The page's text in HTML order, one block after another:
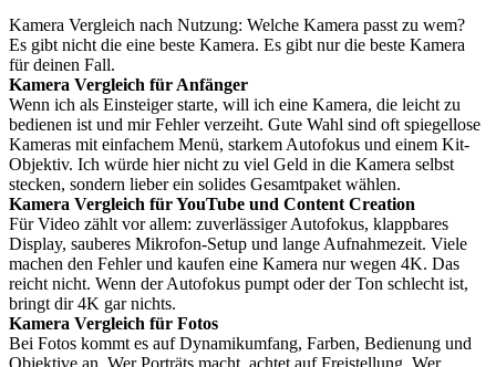
Kamera Vergleich nach Nutzung: Welche Kamera passt zu wem?
Es gibt nicht die eine beste Kamera. Es gibt nur die beste Kamera
für deinen Fall.
Kamera Vergleich für Anfänger
Wenn ich als Einsteiger starte, will ich eine Kamera, die leicht zu
bedienen ist und mir Fehler verzeiht. Gute Wahl sind oft spiegellose
Kameras mit einfachem Menü, starkem Autofokus und einem Kit-
Objektiv. Ich würde hier nicht zu viel Geld in die Kamera selbst
stecken, sondern lieber ein solides Gesamtpaket wählen.
Kamera Vergleich für YouTube und Content Creation
Für Video zählt vor allem: zuverlässiger Autofokus, klappbares
Display, sauberes Mikrofon-Setup und lange Aufnahmezeit. Viele
machen den Fehler und kaufen eine Kamera nur wegen 4K. Das
reicht nicht. Wenn der Autofokus pumpt oder der Ton schlecht ist,
bringt dir 4K gar nichts.
Kamera Vergleich für Fotos
Bei Fotos kommt es auf Dynamikumfang, Farben, Bedienung und
Objektive an. Wer Porträts macht, achtet auf Freistellung. Wer